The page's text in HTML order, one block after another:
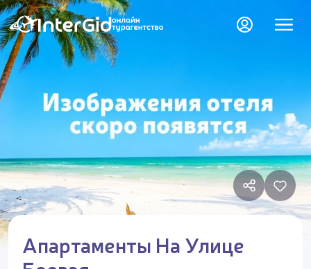
Апартаменты На Улице